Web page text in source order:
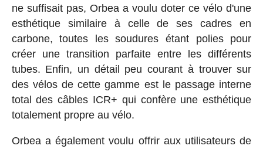
ne suffisait pas, Orbea a voulu doter ce vélo d'une
esthétique similaire à celle de ses cadres en
carbone, toutes les soudures étant polies pour
créer une transition parfaite entre les différents
tubes. Enfin, un détail peu courant à trouver sur
des vélos de cette gamme est le passage interne
total des câbles ICR+ qui confère une esthétique
totalement propre au vélo.
Orbea a également voulu offrir aux utilisateurs de